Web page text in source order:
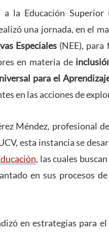
a la Educación Superior
una jornada, en el
Especiales (NEE),
en materia de
para el
en las acciones de
Méndez, profesional
esta instancia se
, las cuales
en sus procesos
en estrategias para